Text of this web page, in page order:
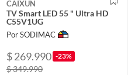
CAIXUN
TV Smart LED 55 " Ultra HD
C55V1UG
Por SODIMAC
$ 269.990 -23%
$ 349.990